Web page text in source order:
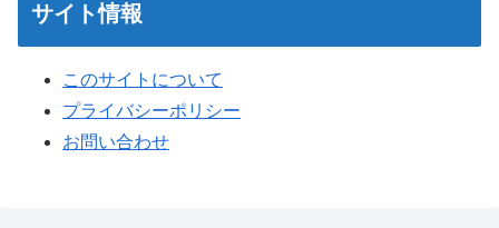
サイト情報
このサイトについて
プライバシーポリシー
お問い合わせ